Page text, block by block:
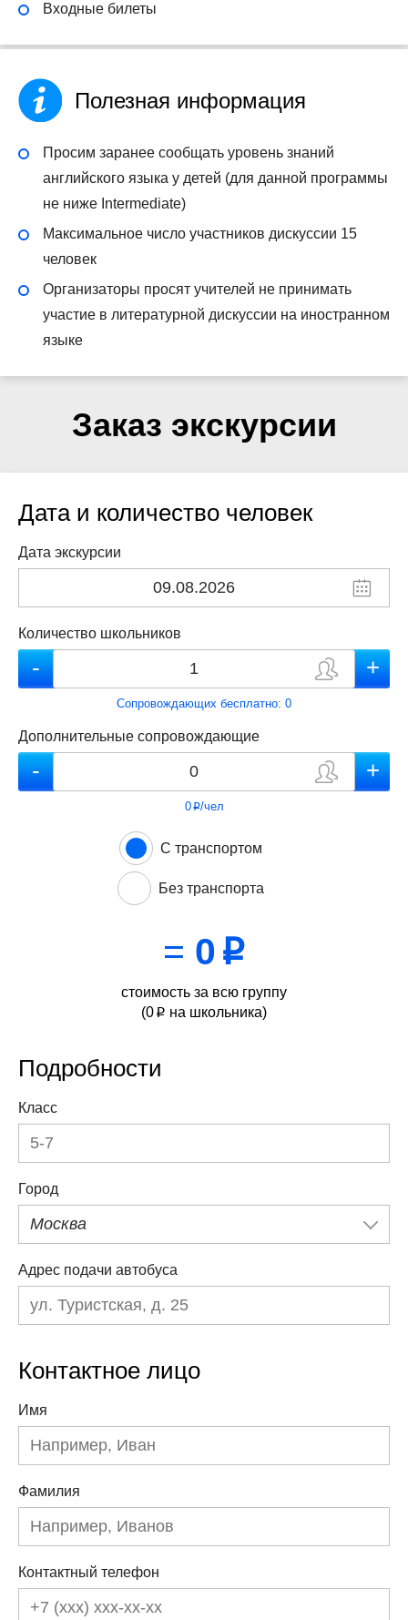
Входные билеты
Полезная информация
Просим заранее сообщать уровень знаний
английского языка у детей (для данной программы
не ниже Intermediate)
Максимальное число участников дискуссии 15
человек
Организаторы просят учителей не принимать
участие в литературной дискуссии на иностранном
языке
Заказ экскурсии
Дата и количество человек
Дата экскурсии
Количество школьников
Сопровождающих бесплатно: 0
Дополнительные сопровождающие
0p/чел
С транспортом
Без транспорта
= 0 p
стоимость за всю группу
(0 p на школьника)
Подробности
Класс
Город
Москва
Адрес подачи автобуса
Контактное лицо
Имя
Фамилия
Контактный телефон